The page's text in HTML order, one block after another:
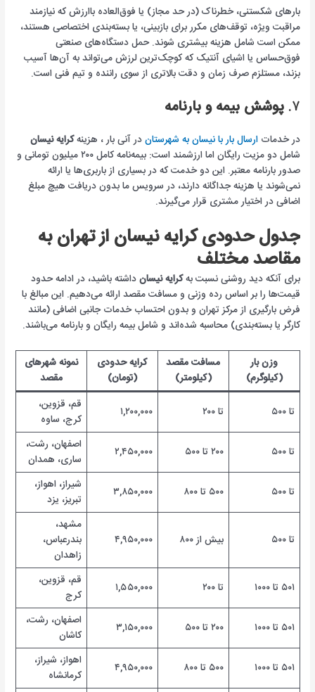
بارهای شکستنی، خطرناک (در حد مجاز) یا فوق‌العاده باارزش که نیازمند
مراقبت ویژه، توقف‌های مکرر برای بازبینی، یا بسته‌بندی اختصاصی هستند،
ممکن است شامل هزینه بیشتری شوند. حمل دستگاه‌های صنعتی
فوق‌حساس یا اشیای آنتیک که کوچک‌ترین لرزش می‌تواند به آن‌ها آسیب
بزند، مستلزم صرف زمان و دقت بالاتری از سوی راننده و تیم فنی است.
۷. پوشش بیمه و بارنامه
در خدماتارسال بار با نیسان به شهرستاندر آنی بار ، هزینهکرایه نیسان
شامل دو مزیت رایگان اما ارزشمند است: بیمه‌نامه کامل ۲۰۰ میلیون تومانی و
صدور بارنامه معتبر. این دو خدمت که در بسیاری از باربری‌ها یا ارائه
نمی‌شوند یا هزینه جداگانه دارند، در سرویس ما بدون دریافت هیچ مبلغ
اضافی در اختیار مشتری قرار می‌گیرند.
جدول حدودی کرایه نیسان از تهران به
مقاصد مختلف
برای آنکه دید روشنی نسبت بهکرایه نیسانداشته باشید، در ادامه حدود
قیمت‌ها را بر اساس رده وزنی و مسافت مقصد ارائه می‌دهیم. این مبالغ با
فرض بارگیری از مرکز تهران و بدون احتساب خدمات جانبی اضافی (مانند
کارگر یا بسته‌بندی) محاسبه شده‌اند و شامل بیمه رایگان و بارنامه می‌باشند.
وزن بار
(کیلوگرم)
مسافت مقصد
(کیلومتر)
کرایه حدودی
(تومان)
نمونه شهرهای
مقصد
تا ۵۰۰ تا ۲۰۰ ۱,۲۰۰,۰۰۰
قم، قزوین،
کرج، ساوه
تا ۵۰۰ ۲۰۰ تا ۵۰۰ ۲,۴۵۰,۰۰۰
اصفهان، رشت،
ساری، همدان
تا ۵۰۰ ۵۰۰ تا ۸۰۰ ۳,۸۵۰,۰۰۰
شیراز، اهواز،
تبریز، یزد
تا ۵۰۰ بیش از ۸۰۰ ۴,۹۵۰,۰۰۰
مشهد،
بندرعباس،
زاهدان
۵۰۱ تا ۱۰۰۰ تا ۲۰۰ ۱,۵۵۰,۰۰۰
قم، قزوین،
کرج
۵۰۱ تا ۱۰۰۰ ۲۰۰ تا ۵۰۰ ۳,۱۵۰,۰۰۰
اصفهان، رشت،
کاشان
۵۰۱ تا ۱۰۰۰ ۵۰۰ تا ۸۰۰ ۴,۹۵۰,۰۰۰
اهواز، شیراز،
کرمانشاه